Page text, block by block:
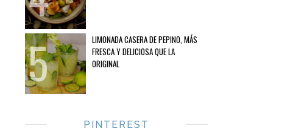
LIMONADA CASERA DE PEPINO, MÁS
FRESCA Y DELICIOSA QUE LA
ORIGINAL
PINTEREST